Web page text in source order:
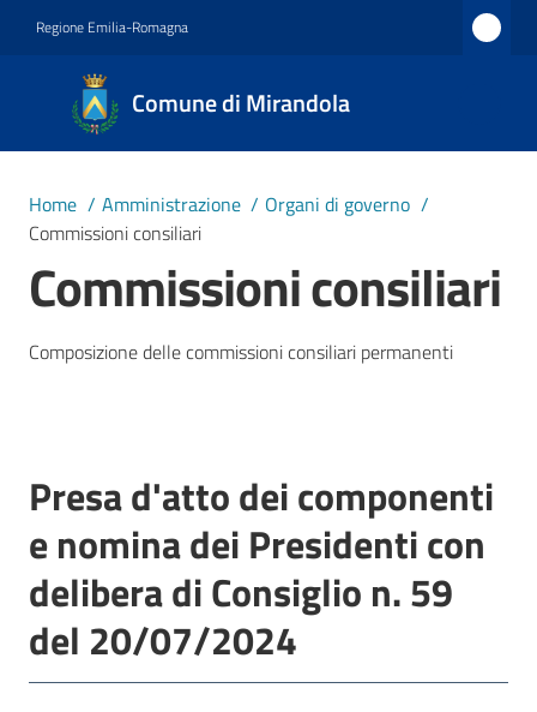
Regione Emilia-Romagna
Comune di Mirandola
Comune
di
Mirandola
1597
Amministrazione
Menu selezionato
Vivere
Mirandola
PNRR
Home / Amministrazione / Organi di governo /
Commissioni consiliari
Commissioni consiliari
Composizione delle commissioni consiliari permanenti
Presa d'atto dei componenti
e nomina dei Presidenti con
delibera di Consiglio n. 59
del 20/07/2024